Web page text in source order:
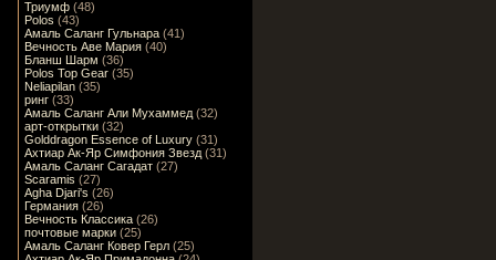
Триумф (48)
Polos (43)
Амаль Саланг Гульнара (41)
Вечность Аве Мария (40)
Бланш Шарм (36)
Polos Top Gear (35)
Neliapilan (35)
ринг (33)
Амаль Саланг Али Мухаммед (32)
арт-открытки (32)
Golddragon Essence of Luxury (31)
Ахтиар Ак-Яр Симфония Звезд (31)
Амаль Саланг Сагадат (27)
Scaramis (27)
Agha Djari's (26)
Германия (26)
Вечность Классика (26)
почтовые марки (25)
Амаль Саланг Ковер Герл (25)